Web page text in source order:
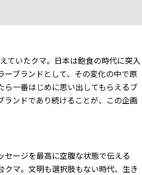
ていたクマ。日本は飽食の時代に突入
ブランドとして、その変化の中で原
一番はじめに思い出してもらえるブ
ンドであり続けることが、この企画
セージを最高に空腹な状態で伝える
マ。文明も選択肢もない時代、生き